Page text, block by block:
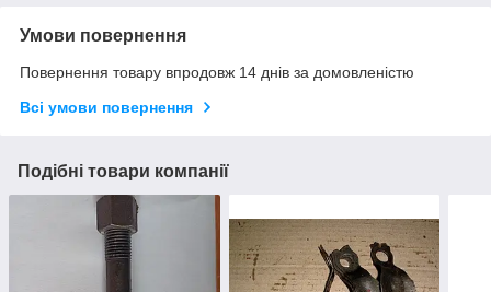
Умови повернення
Повернення товару впродовж 14 днів за домовленістю
Всі умови повернення
Подібні товари компанії